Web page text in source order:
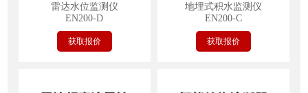
雷达水位监测仪
EN200-D
获取报价
地埋式积水监测仪
EN200-C
获取报价